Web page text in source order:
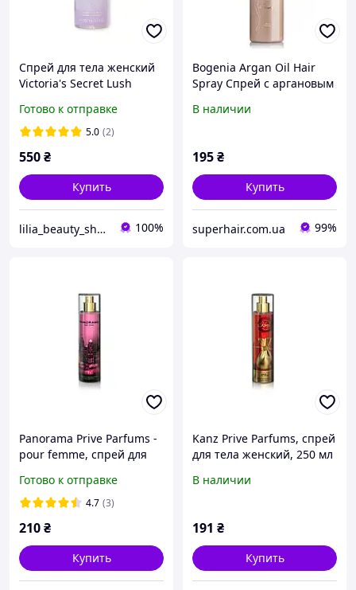
Спрей для тела женский
Victoria's Secret Lush
(ЦБ-00010663) D14-2026
Готово к отправке
5.0 (2)
550₴
Купить
lilia_beauty_shop 100%
Bogenia Argan Oil Hair
Spray Спрей с аргановым
В наличии
195₴
Купить
superhair.com.ua 99%
Panorama Prive Parfums -
pour femme, спрей для
Готово к отправке
4.7 (3)
210₴
Купить
Kanz Prive Parfums, спрей
для тела женский, 250 мл
В наличии
191 ₴
Купить